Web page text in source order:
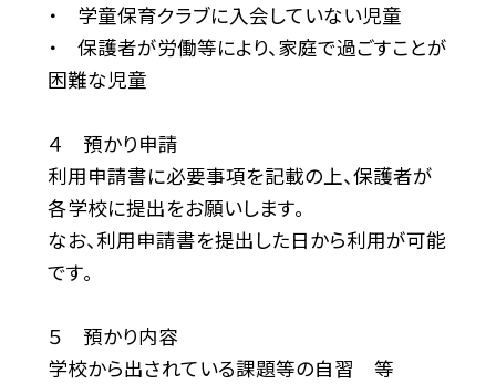
・ 学童保育クラブに入会していない児童
・ 保護者が労働等により、家庭で過ごすことが
困難な児童
４ 預かり申請
利用申請書に必要事項を記載の上、保護者が
各学校に提出をお願いします。
なお、利用申請書を提出した日から利用が可能
です。
５ 預かり内容
学校から出されている課題等の自習 等